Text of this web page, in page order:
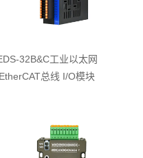
32B&C工业以太网
EtherCAT总线 I/O模块